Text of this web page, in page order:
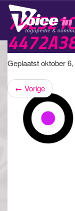
Geplaatstoktober
← Vorige